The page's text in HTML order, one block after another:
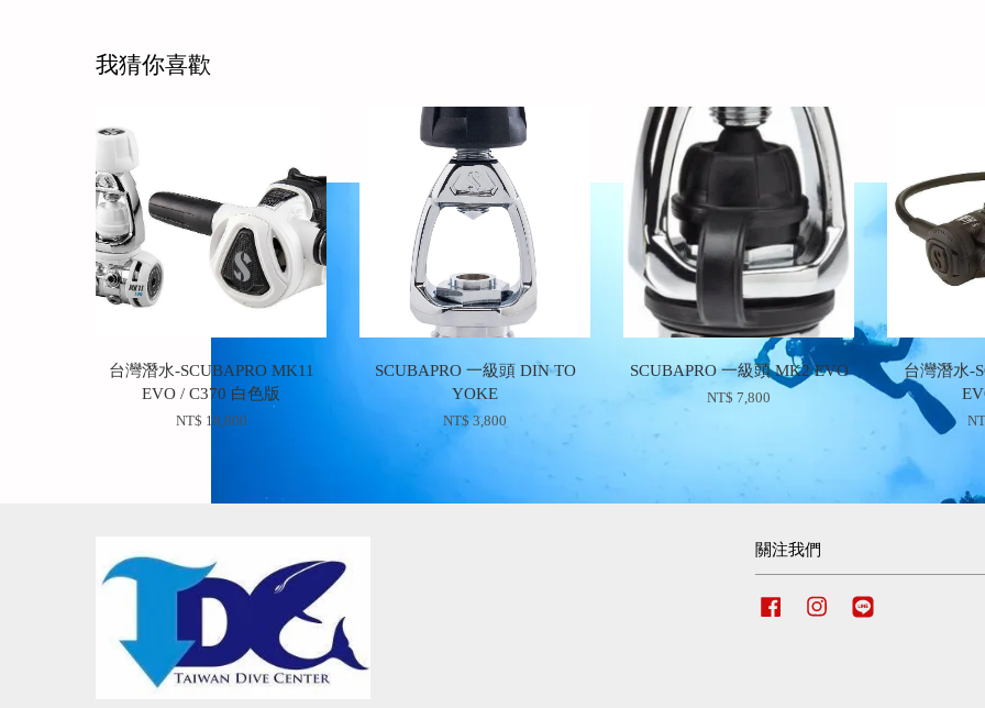
我猜你喜歡
台灣潛水-SCUBAPRO MK11
EVO / C370 白色版
NT$ 18,800
SCUBAPRO 一級頭 DIN TO
YOKE
NT$ 3,800
SCUBAPRO 一級頭 MK2 EVO
NT$ 7,800
台灣潛水-
關注我們
Facebook Instagram